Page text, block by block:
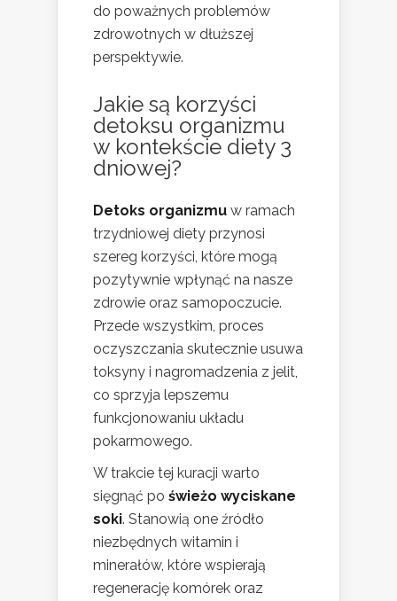
do poważnych problemów
zdrowotnych w dłuższej
perspektywie.
Jakie są korzyści
detoksu organizmu
w kontekście diety 3
dniowej?
Detoks organizmu w ramach
trzydniowej diety przynosi
szereg korzyści, które mogą
pozytywnie wpłynąć na nasze
zdrowie oraz samopoczucie.
Przede wszystkim, proces
oczyszczania skutecznie usuwa
toksyny i nagromadzenia z jelit,
co sprzyja lepszemu
funkcjonowaniu układu
pokarmowego.
W trakcie tej kuracji warto
sięgnąć po świeżo wyciskane
soki. Stanowią one źródło
niezbędnych witamin i
minerałów, które wspierają
regenerację komórek oraz